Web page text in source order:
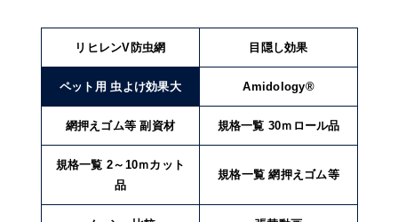
リヒレンV防虫網 目隠し効果
ペット用 虫よけ効果大 Amidology®
網押えゴム等 副資材 規格一覧 30ｍロール品
規格一覧 2～10ｍカット
品
規格一覧 網押えゴム等